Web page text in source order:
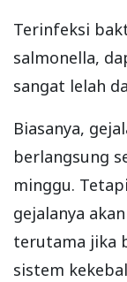
Terinfeksi
salmonella,
sangat lelah
Biasanya,
berlangsung
minggu.
gejalanya
terutama jika
sistem